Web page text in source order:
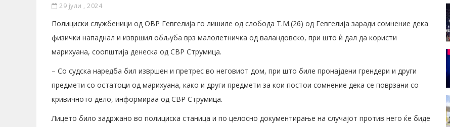
29 јули , 2024
Полициски службеници од ОВР Гевгелија го лишиле од слобода Т.М.(26) од Гевгелија заради сомнение дека
физички нападнал и извршил обљуба врз малолетничка од валандовско, при што ѝ дал да користи
марихуана, соопштија денеска од СВР Струмица.
– Со судска наредба бил извршен и претрес во неговиот дом, при што биле пронајдени грендери и други
предмети со остатоци од марихуана, како и други предмети за кои постои сомнение дека се поврзани со
кривичното дело, информираа од СВР Струмица.
Лицето било задржано во полициска станица и по целосно документирање на случајот против него ќе биде